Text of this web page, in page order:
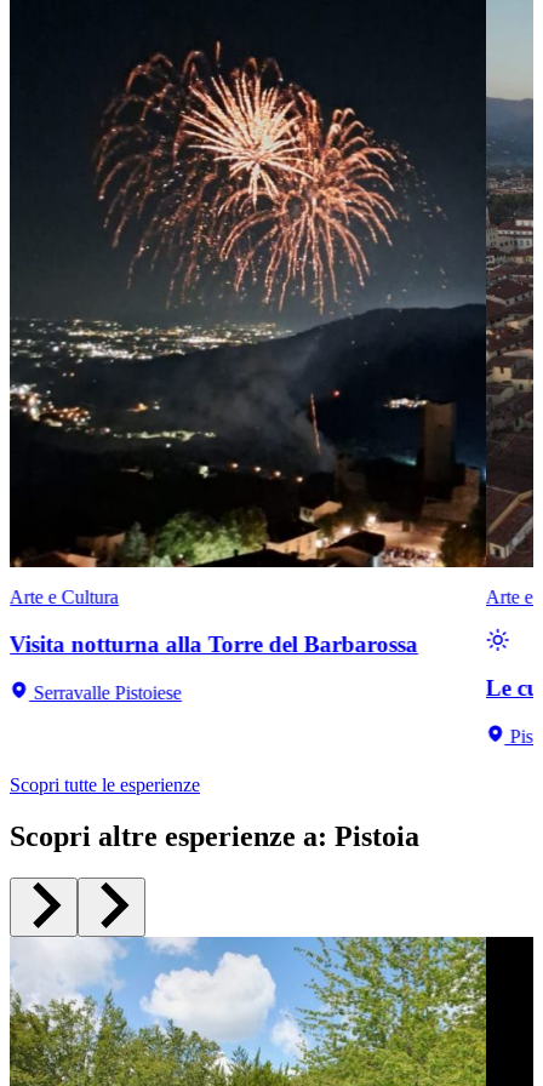
Arte e Cultura
Visita notturna alla Torre del Barbarossa
Serravalle Pistoiese
Arte e
Le
Scopri tutte le esperienze
Scopri altre esperienze a: Pistoia